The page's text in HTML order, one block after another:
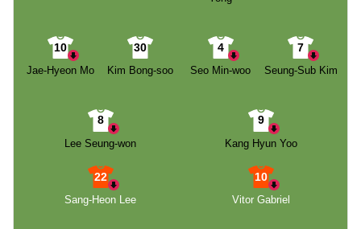
10
Jae-Hyeon Mo
30
Kim Bong-soo
4
Seo Min-woo
7
Seung-Sub Kim
8
Lee Seung-won
9
Kang Hyun Yoo
22
Sang-Heon Lee
10
Vitor Gabriel